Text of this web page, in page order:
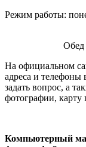
Режим работы:
Обед
На официальном
адреса и телефоны
задать вопрос, а
фотографии, карту
Компьютерный